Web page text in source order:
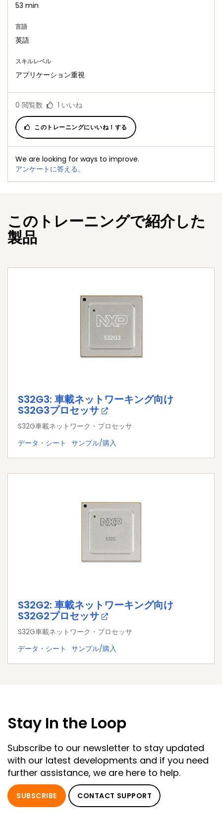
53 min
言語
英語
スキルレベル
アプリケーション重視
0 閲覧数 1 いいね
このトレーニングにいいね！する
We are looking for ways to improve.
アンケートに答える。
このトレーニングで紹介した
製品
S32G3: 車載ネットワーキング向け
S32G3プロセッサ
S32G車載ネットワーク・プロセッサ
データ・シート
サンプル/購入
S32G2: 車載ネットワーキング向け
S32G2プロセッサ
S32G車載ネットワーク・プロセッサ
データ・シート
サンプル/購入
Stay In the Loop
Subscribe to our newsletter to stay updated
with our latest developments and if you need
further assistance, we are here to help.
SUBSCRIBE CONTACT SUPPORT